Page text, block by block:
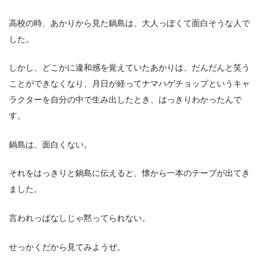
高校の時、あかりから見た鍋島は、大人っぽくて面白そうな人で
した。
しかし、どこかに違和感を覚えていたあかりは、だんだんと笑う
ことができなくなり、月日が経ってナマハゲチョップというキャ
ラクターを自分の中で生み出したとき、はっきりわかったんで
す。
鍋島は、面白くない。
それをはっきりと鍋島に伝えると、懐から一本のテープが出てき
ました。
言われっぱなしじゃ黙ってられない。
せっかくだから見てみようぜ。